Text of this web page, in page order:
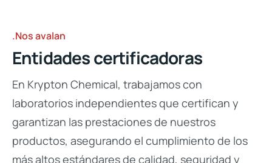
.Nos avalan
Entidades certificadoras
En Krypton Chemical, trabajamos con
laboratorios independientes que certifican y
garantizan las prestaciones de nuestros
productos, asegurando el cumplimiento de los
más altos estándares de calidad, seguridad y